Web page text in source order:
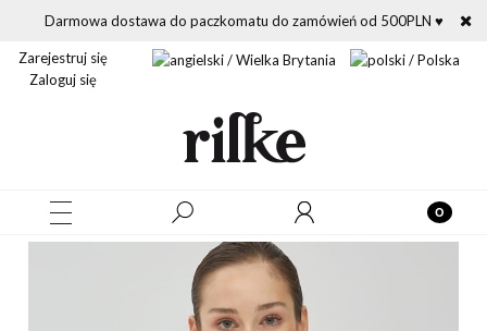
Darmowa dostawa do paczkomatu do zamówień od 500PLN ♥
Zarejestruj się
Zaloguj się